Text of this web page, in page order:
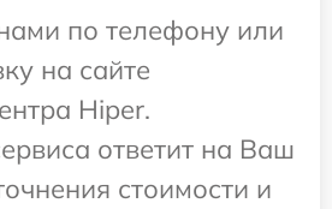
по телефону или
на сайте
Hiper.
ответит на Ваш
стоимости и